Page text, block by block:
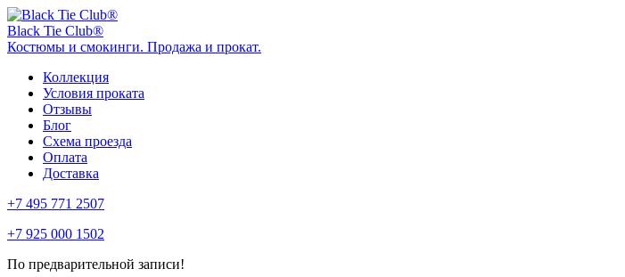
Black Tie Club®
Костюмы и смокинги. Продажа и прокат.
Коллекция
Условия проката
Отзывы
Блог
Схема проезда
Оплата
Доставка
+7 495 771 2507
+7 925 000 1502
По предварительной записи!